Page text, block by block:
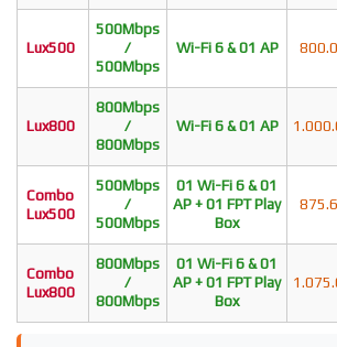
Lux500
500Mbps
/
500Mbps
Wi-Fi 6 & 01 AP
Lux800
800Mbps
/
800Mbps
Wi-Fi 6 & 01 AP
Combo
Lux500
500Mbps
/
500Mbps
01 Wi-Fi 6 & 01
AP + 01 FPT Play
Box
Combo
Lux800
800Mbps
/
800Mbps
01 Wi-Fi 6 & 01
AP + 01 FPT Play
Box